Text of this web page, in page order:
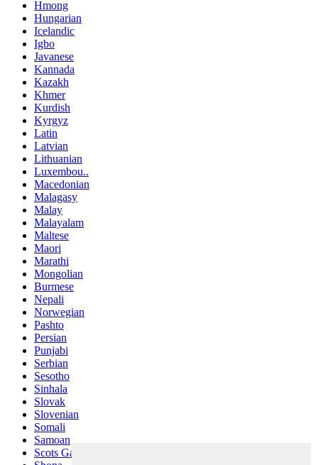
Hmong
Hungarian
Icelandic
Igbo
Javanese
Kannada
Kazakh
Khmer
Kurdish
Kyrgyz
Latin
Latvian
Lithuanian
Luxembou..
Macedonian
Malagasy
Malay
Malayalam
Maltese
Maori
Marathi
Mongolian
Burmese
Nepali
Norwegian
Pashto
Persian
Punjabi
Serbian
Sesotho
Sinhala
Slovak
Slovenian
Somali
Samoan
Scots Gaelic